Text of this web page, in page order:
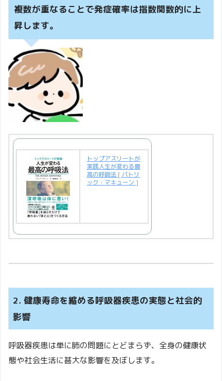
複数が重なることで発症確率は指数関数的に上
昇します。
トップアスリートが
実践人生が変わる最
高の呼吸法 [ パトリ
ック・マキューン ]
2. 健康寿命を縮める呼吸器疾患の実態と社会的
影響
呼吸器疾患は単に肺の問題にとどまらず、全身の健康状
態や社会生活に甚大な影響を及ぼします。